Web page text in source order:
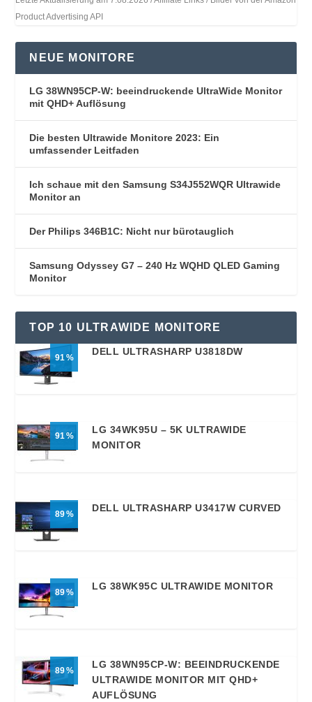
Product Advertising API
NEUE MONITORE
LG 38WN95CP-W: beeindruckende UltraWide Monitor
mit QHD+ Auflösung
Die besten Ultrawide Monitore 2023: Ein
umfassender Leitfaden
Ich schaue mit den Samsung S34J552WQR Ultrawide
Monitor an
Der Philips 346B1C: Nicht nur bürotauglich
Samsung Odyssey G7 – 240 Hz WQHD QLED Gaming
Monitor
TOP 10 ULTRAWIDE MONITORE
91
DELL ULTRASHARP U3818DW
91
LG 34WK95U – 5K ULTRAWIDE
MONITOR
89
DELL ULTRASHARP U3417W CURVED
89
LG 38WK95C ULTRAWIDE MONITOR
89
LG 38WN95CP-W: BEEINDRUCKENDE
ULTRAWIDE MONITOR MIT QHD+
AUFLÖSUNG